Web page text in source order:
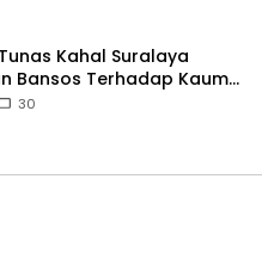
Kahal Suralaya
Bansos Terhadap Kaum
Yatim-Piatu
30